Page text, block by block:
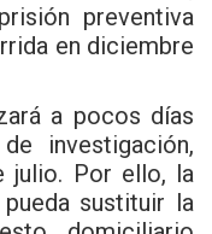
preventiva
en diciembre
a pocos días
investigación,
julio. Por ello, la
sustituir la